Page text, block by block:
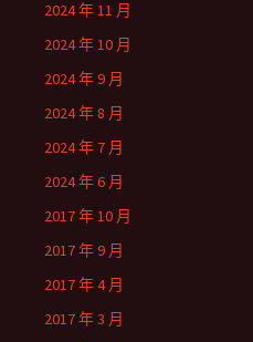
2024 年 11 月
2024 年 10 月
2024 年 9 月
2024 年 8 月
2024 年 7 月
2024 年 6 月
2017 年 10 月
2017 年 9 月
2017 年 4 月
2017 年 3 月